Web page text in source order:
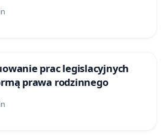
prac legislacyjnych
prawa rodzinnego